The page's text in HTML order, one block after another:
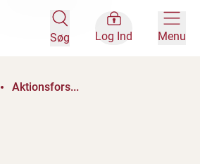
Søg Log Ind Menu
Aktionsfors...